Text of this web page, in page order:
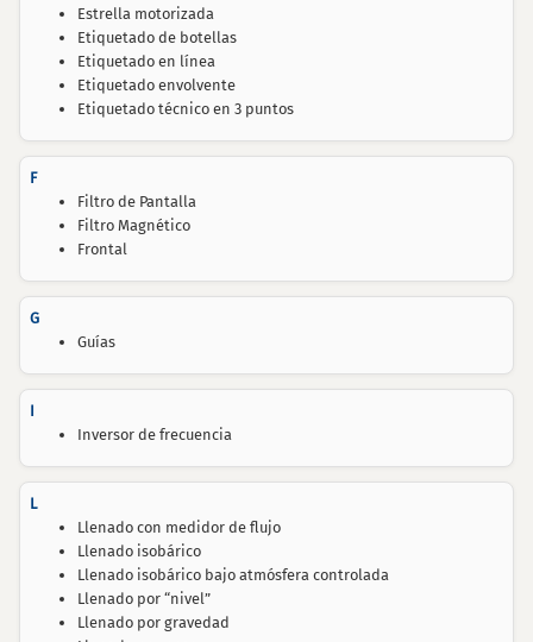
Estrella motorizada
Etiquetado de botellas
Etiquetado en línea
Etiquetado envolvente
Etiquetado técnico en 3 puntos
F
Filtro de Pantalla
Filtro Magnético
Frontal
G
Guías
I
Inversor de frecuencia
L
Llenado con medidor de flujo
Llenado isobárico
Llenado isobárico bajo atmósfera controlada
Llenado por “nivel”
Llenado por gravedad